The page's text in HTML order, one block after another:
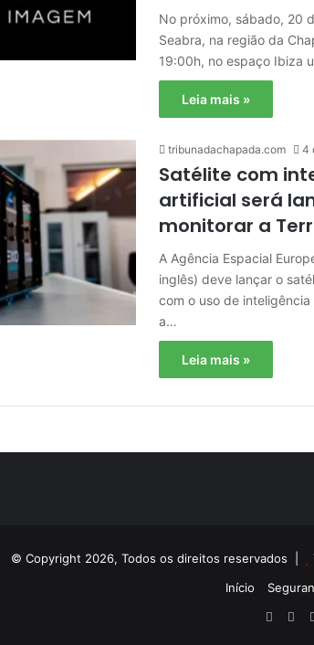
No próximo, sábado, 20
Seabra, na região da
19:00h, no espaço Ibiza
Leia mais »
tribunadachapada.com 4
Satélite com
artificial será
monitorar a
A Agência Espacial
inglês) deve lançar o
com o uso de
a…
Leia mais »
© Copyright 2026, Todos os direitos reservados |
Início